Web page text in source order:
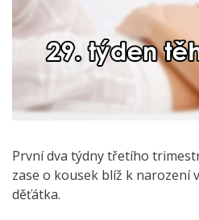
První dva týdny třetího
zase o kousek blíž k narození
děťátka.